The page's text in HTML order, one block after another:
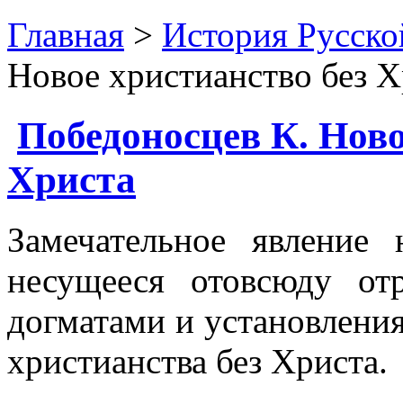
Главная > История
Новое христианство без
Победоносцев К.
Христа
Замечательное явление
несущееся отовсюду
догматами и
христианства без Христа.